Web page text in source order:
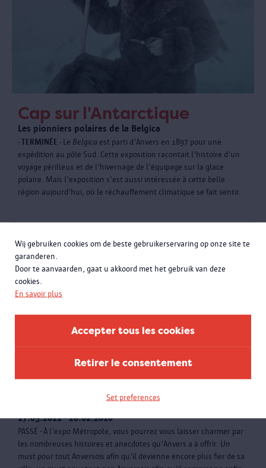
Wij gebruiken cookies om de beste gebruikerservaring op onze site te
garanderen.
Door te aanvaarden, gaat u akkoord met het gebruik van deze
cookies.
En savoir plus
Accepter tous les cookies
Retirer le consentement
Set preferences
Cap sur l'Antarctique
Les pionniers polaires de la Belgica
- TERMINÉE - Le Belgica est parti d'Anvers en 1897 pour une
expédition au pôle Sud. Cette exposition racontait l'histoire d'un
voyage périlleux et de l'hivernage de l'équipage sur la glace
polaire. Mais l'exposition s'est aussi intéressée à cette belle
région aujourd'hui, où le réchauffement climatique se fait sentir.
Métropole | A propos d'ici et d'ailleurs
17.05.2011 - 28.02.2016
PASSÉ - À l'expo Métropole, vous pourrez vous laisser charmer par
les nombreuses histoires et anecdotes qu'Anvers a à offrir. Un
must pour tout Anversois afin qu'il devienne encore plus fier de sa